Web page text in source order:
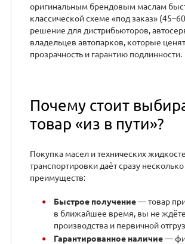
оригинальным брендовым маслам
классической схеме «под заказ»
решение для дистрибьюторов,
владельцев автопарков, которые
прозрачность и гарантию подлинности.
Почему стоит
товар «из в пути»?
Покупка масел и технических
транспортировки даёт сразу
преимуществ:
Быстрое получение— товар
в ближайшее время, вы не ждёте
производства и первичной
Гарантированное наличие—